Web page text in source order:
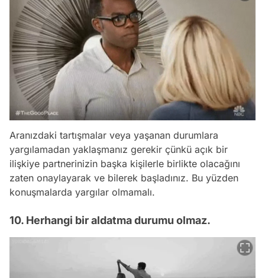
Aranızdaki tartışmalar veya yaşanan durumlara
yargılamadan yaklaşmanız gerekir çünkü açık bir
ilişkiye partnerinizin başka kişilerle birlikte olacağını
zaten onaylayarak ve bilerek başladınız. Bu yüzden
konuşmalarda yargılar olmamalı.
10. Herhangi bir aldatma durumu olmaz.